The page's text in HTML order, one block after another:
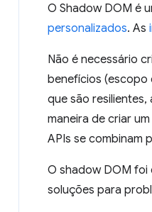
O Shadow DOM é
personalizados. As
Não é necessário
benefícios (escopo
que são
maneira de criar
APIs se combinam
O shadow DOM
soluções para